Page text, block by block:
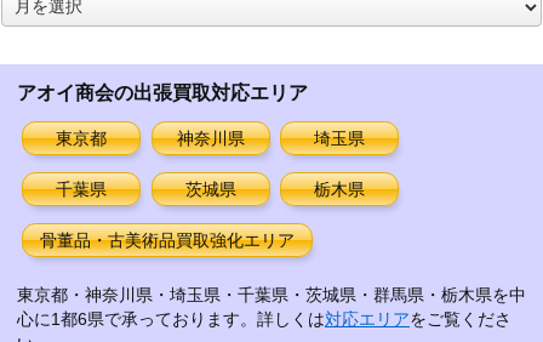
ー
アオイ商会の出張買取対応エリア
東京都 神奈川県 埼玉県
千葉県 茨城県 栃木県
骨董品・古美術品買取強化エリア
東京都・神奈川県・埼玉県・千葉県・茨城県・群馬県・栃木県を中
心に1都6県で承っております。詳しくは対応エリアをご覧くださ